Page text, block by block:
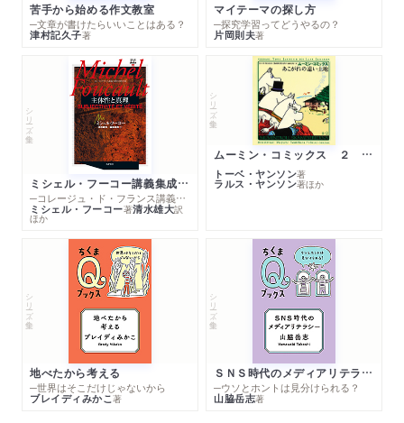
苦手から始める作文教室
─文章が書けたらいいことはある？
津村記久子著
マイテーマの探し方
─探究学習ってどうやるの？
片岡則夫著
シリーズ・全集
ミシェル・フーコー講義集成１０ 主体性と真理
─コレージュ・ド・フランス講義１９８０－１９８１年度
ミシェル・フーコー著清水雄大訳
ほか
シリーズ・全集
ムーミン・コミックス ２ あこがれの遠い土地
トーベ・ヤンソン著
ラルス・ヤンソン著ほか
シリーズ・全集
地べたから考える
─世界はそこだけじゃないから
ブレイディみかこ著
シリーズ・全集
ＳＮＳ時代のメディアリテラシー
─ウソとホントは見分けられる？
山脇岳志著